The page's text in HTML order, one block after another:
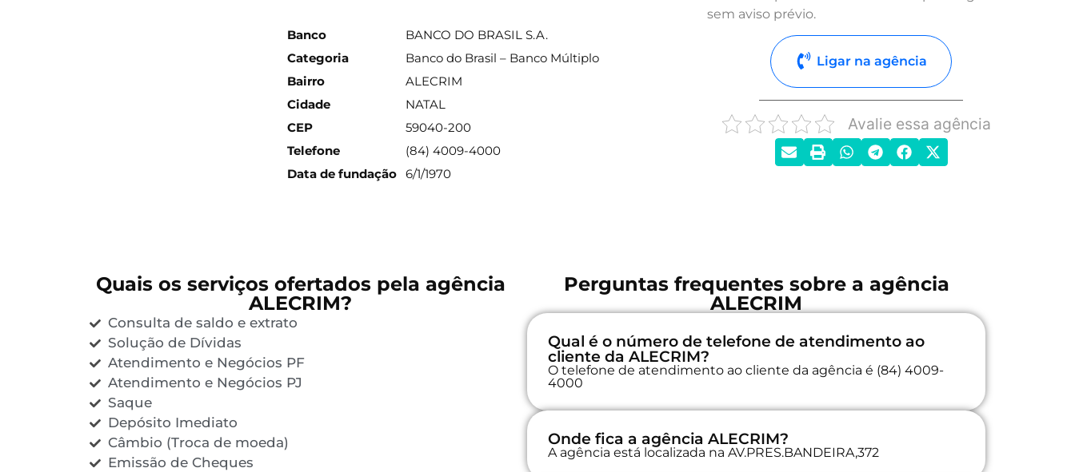
Banco
BANCO DO BRASIL S.A.
Categoria
Banco do Brasil – Banco Múltiplo
Bairro
ALECRIM
Cidade
NATAL
CEP
59040-200
Telefone
(84) 4009-4000
Data de fundação 6/1/1970
sem aviso prévio.
Ligar na agência
Avalie essa agência
Quais os serviços ofertados pela agência
ALECRIM?
Consulta de saldo e extrato
Solução de Dívidas
Atendimento e Negócios PF
Atendimento e Negócios PJ
Saque
Depósito Imediato
Câmbio (Troca de moeda)
Emissão de Cheques
Perguntas frequentes sobre a agência
ALECRIM
Qual é o número de telefone de atendimento ao
cliente da ALECRIM?
O telefone de atendimento ao cliente da agência é (84) 4009-
4000
Onde fica a agência ALECRIM?
A agência está localizada na AV.PRES.BANDEIRA,372